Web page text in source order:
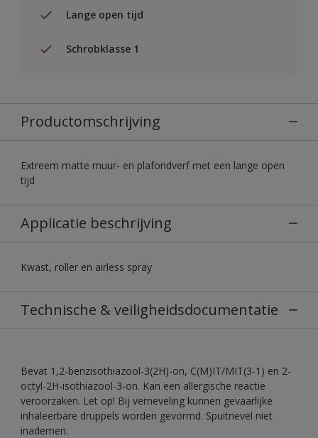
Lange open tijd
Schrobklasse 1
Productomschrijving
Extreem matte muur- en plafondverf met een lange open
tijd
Applicatie beschrijving
Kwast, roller en airless spray
Technische & veiligheidsdocumentatie
Bevat 1,2-benzisothiazool-3(2H)-on, C(M)IT/MIT(3-1) en 2-
octyl-2H-isothiazool-3-on. Kan een allergische reactie
veroorzaken. Let op! Bij verneveling kunnen gevaarlijke
inhaleerbare druppels worden gevormd. Spuitnevel niet
inademen.